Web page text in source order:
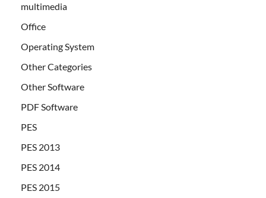
multimedia
Office
Operating System
Other Categories
Other Software
PDF Software
PES
PES 2013
PES 2014
PES 2015